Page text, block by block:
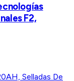
F2,